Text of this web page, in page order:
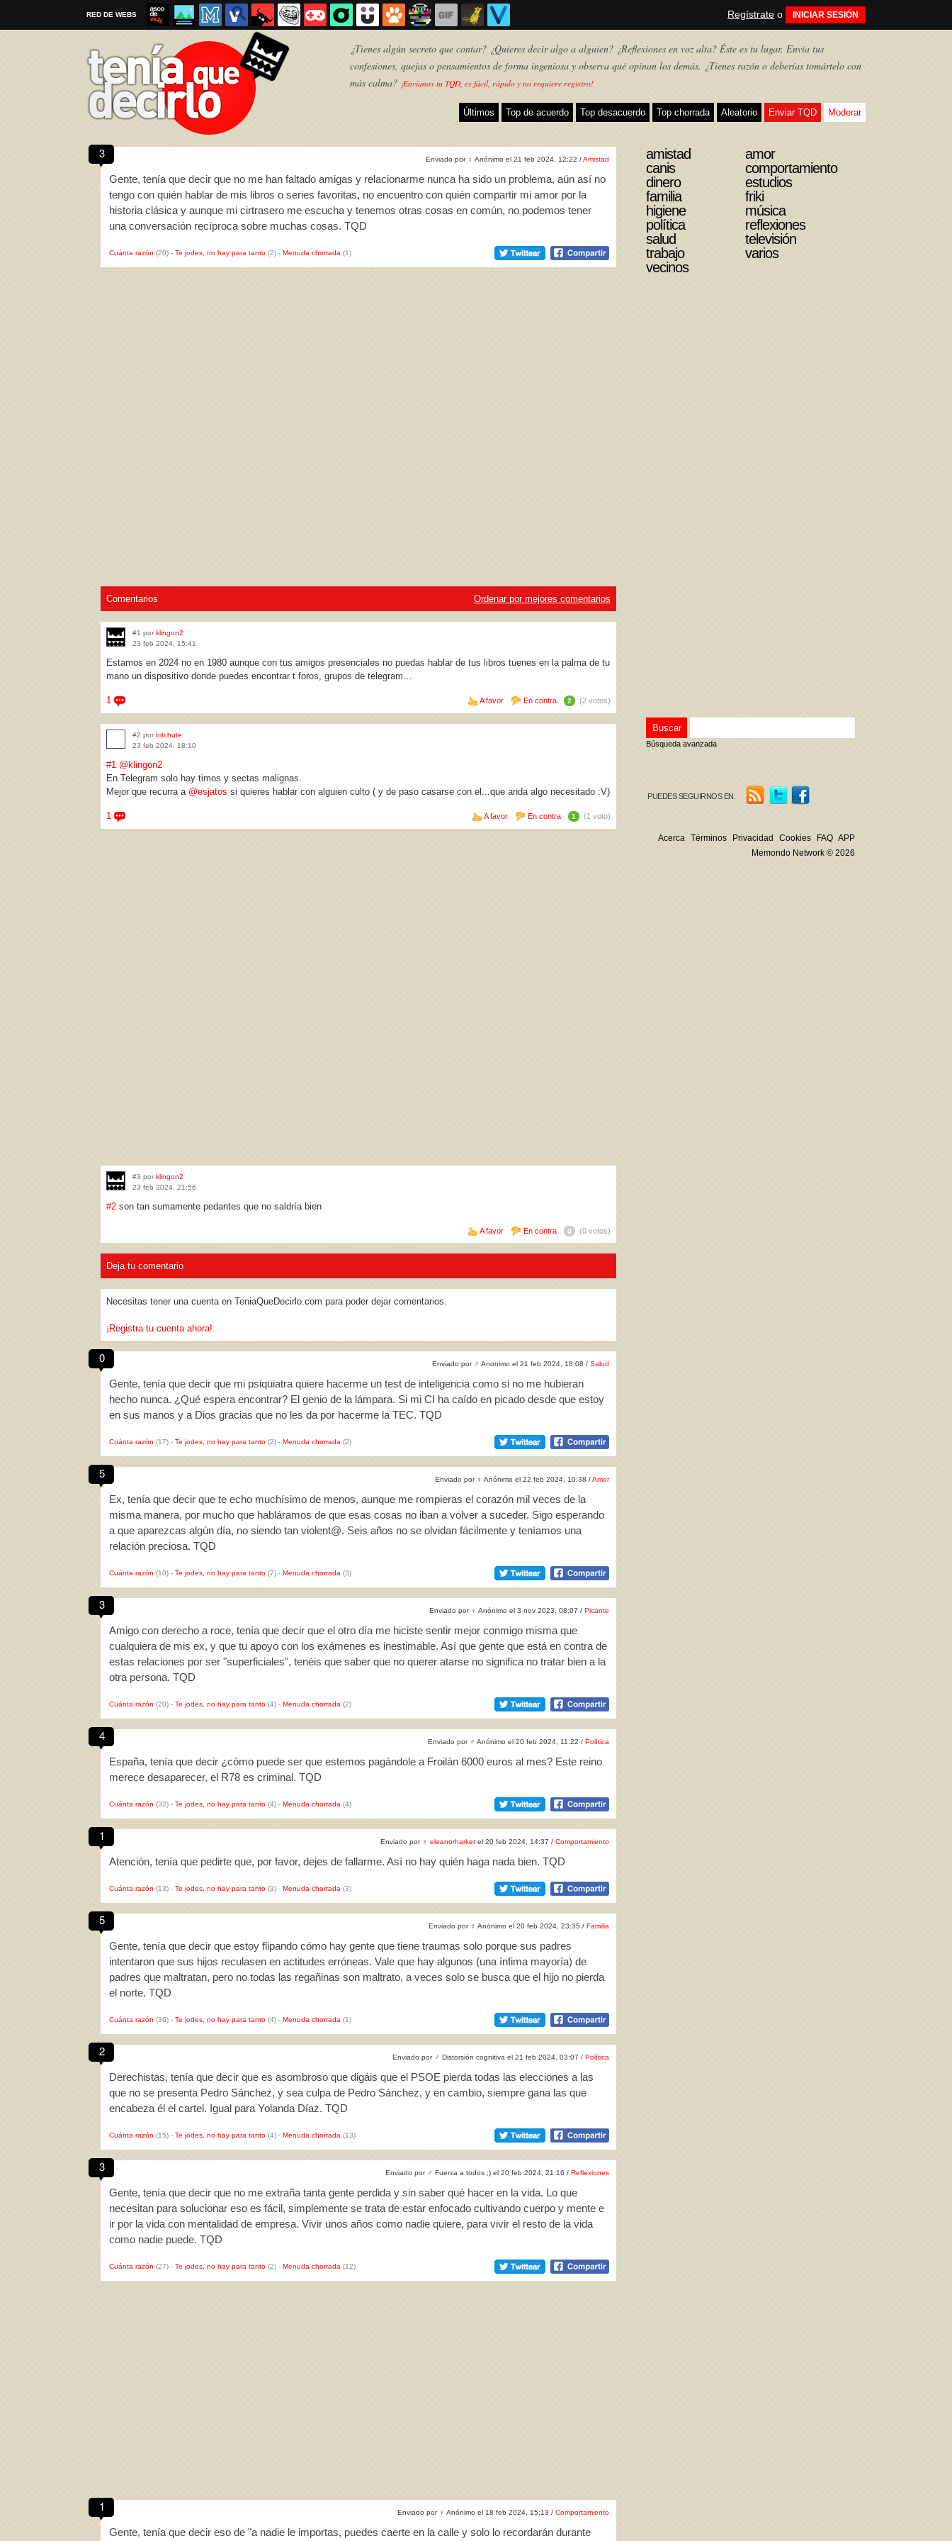
RED DE WEBS Regístrate o INICIAR SESIÓN
¿Tienes algún secreto que contar? ¿Quieres decir algo a alguien? ¿Reflexiones en voz alta? Éste es tu lugar. Envía tus
confesiones, quejas o pensamientos de forma ingeniosa y observa qué opinan los demás. ¿Tienes razón o deberías tomártelo con
más calma? ¡Envíanos tu TQD, es fácil, rápido y no requiere registro!
Últimos Top de acuerdo Top desacuerdo Top chorrada Aleatorio Enviar TQD Moderar
TQD
3 Enviado por ♀ Anónimo el 21 feb 2024, 12:22 /Amistad
Gente, tenía que decir que no me han faltado amigas y relacionarme nunca ha sido un problema, aún así no
tengo con quién hablar de mis libros o series favoritas, no encuentro con quién compartir mi amor por la
historia clásica y aunque mi cirtrasero me escucha y tenemos otras cosas en común, no podemos tener
una conversación recíproca sobre muchas cosas. TQD
Cuánta razón (20) - Te jodes, no hay para tanto (2) - Menuda chorrada (1)
Comentarios Ordenar por mejores comentarios
#1 por klingon2
23 feb 2024, 15:41
Estamos en 2024 no en 1980 aunque con tus amigos presenciales no puedas hablar de tus libros tuenes en la palma de tu
mano un dispositivo donde puedes encontrar t foros, grupos de telegram…
1 A favor En contra 2 (2 votos)
#2 por bitchute
23 feb 2024, 18:10
#1 @klingon2
En Telegram solo hay timos y sectas malignas.
Mejor que recurra a @esjatos si quieres hablar con alguien culto ( y de paso casarse con el...que anda algo necesitado :V)
1 A favor En contra 1 (1 voto)
#3 por klingon2
23 feb 2024, 21:56
#2 son tan sumamente pedantes que no saldría bien
A favor En contra 0 (0 votos)
Deja tu comentario
Necesitas tener una cuenta en TeniaQueDecirlo.com para poder dejar comentarios.
¡Registra tu cuenta ahora!
0 Enviado por ♂ Anonimo el 21 feb 2024, 18:08 / Salud
Gente, tenía que decir que mi psiquiatra quiere hacerme un test de inteligencia como si no me hubieran
hecho nunca. ¿Qué espera encontrar? El genio de la lámpara. Si mi CI ha caído en picado desde que estoy
en sus manos y a Dios gracias que no les da por hacerme la TEC. TQD
Cuánta razón (17) - Te jodes, no hay para tanto (2) - Menuda chorrada (2)
5 Enviado por ♀ Anónimo el 22 feb 2024, 10:38 /Amor
Ex, tenía que decir que te echo muchísimo de menos, aunque me rompieras el corazón mil veces de la
misma manera, por mucho que habláramos de que esas cosas no iban a volver a suceder. Sigo esperando
a que aparezcas algún día, no siendo tan violent@. Seis años no se olvidan fácilmente y teníamos una
relación preciosa. TQD
Cuánta razón (10) - Te jodes, no hay para tanto (7) - Menuda chorrada (3)
3 Enviado por ♀ Anónimo el 3 nov 2023, 08:07 / Picante
Amigo con derecho a roce, tenía que decir que el otro día me hiciste sentir mejor conmigo misma que
cualquiera de mis ex, y que tu apoyo con los exámenes es inestimable. Así que gente que está en contra de
estas relaciones por ser "superficiales", tenéis que saber que no querer atarse no significa no tratar bien a la
otra persona. TQD
Cuánta razón (20) - Te jodes, no hay para tanto (4) - Menuda chorrada (2)
4 Enviado por ♂ Anónimo el 20 feb 2024, 11:22 / Política
España, tenía que decir ¿cómo puede ser que estemos pagándole a Froilán 6000 euros al mes? Este reino
merece desaparecer, el R78 es criminal. TQD
Cuánta razón (32) - Te jodes, no hay para tanto (4) - Menuda chorrada (4)
1 Enviado por ♀ eleanorharket el 20 feb 2024, 14:37 / Comportamiento
Atención, tenía que pedirte que, por favor, dejes de fallarme. Así no hay quién haga nada bien. TQD
Cuánta razón (13) - Te jodes, no hay para tanto (3) - Menuda chorrada (3)
5 Enviado por ♀ Anónimo el 20 feb 2024, 23:35 / Familia
Gente, tenía que decir que estoy flipando cómo hay gente que tiene traumas solo porque sus padres
intentaron que sus hijos reculasen en actitudes erróneas. Vale que hay algunos (una ínfima mayoría) de
padres que maltratan, pero no todas las regañinas son maltrato, a veces solo se busca que el hijo no pierda
el norte. TQD
Cuánta razón (36) - Te jodes, no hay para tanto (4) - Menuda chorrada (1)
2 Enviado por ♂ Distorsión cognitiva el 21 feb 2024, 03:07 / Política
Derechistas, tenía que decir que es asombroso que digáis que el PSOE pierda todas las elecciones a las
que no se presenta Pedro Sánchez, y sea culpa de Pedro Sánchez, y en cambio, siempre gana las que
encabeza él el cartel. Igual para Yolanda Díaz. TQD
Cuánta razón (15) - Te jodes, no hay para tanto (4) - Menuda chorrada (13)
3 Enviado por ♂ Fuerza a todos ;) el 20 feb 2024, 21:16 / Reflexiones
Gente, tenía que decir que no me extraña tanta gente perdida y sin saber qué hacer en la vida. Lo que
necesitan para solucionar eso es fácil, simplemente se trata de estar enfocado cultivando cuerpo y mente e
ir por la vida con mentalidad de empresa. Vivir unos años como nadie quiere, para vivir el resto de la vida
como nadie puede. TQD
Cuánta razón (27) - Te jodes, no hay para tanto (2) - Menuda chorrada (12)
1 Enviado por ♀ Anónimo el 18 feb 2024, 15:13 / Comportamiento
Gente, tenía que decir eso de "a nadie le importas, puedes caerte en la calle y solo lo recordarán durante
amistad
amor
canis
comportamiento
dinero
estudios
familia
friki
higiene
música
política
reflexiones
salud
televisión
trabajo
varios
vecinos
Búsqueda avanzada
PUEDES SEGUIRNOS EN:
Acerca Términos Privacidad Cookies FAQ APP
Memondo Network © 2026